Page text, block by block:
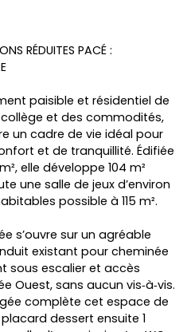
RÉDUITES PACÉ :
paisible et résidentiel de
collège et des commodités,
un cadre de vie idéal pour
et de tranquillité. Édifiée
elle développe 104 m²
une salle de jeux d’environ
possible à 115 m².
s’ouvre sur un agréable
existant pour cheminée
sous escalier et accès
Ouest, sans aucun vis‑à‑vis.
complète cet espace de
dessert ensuite 1